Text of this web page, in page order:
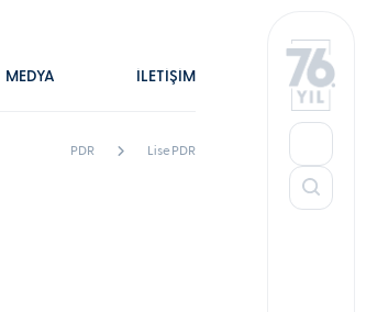
MEDYA İLETİŞİM
PDR Lise PDR